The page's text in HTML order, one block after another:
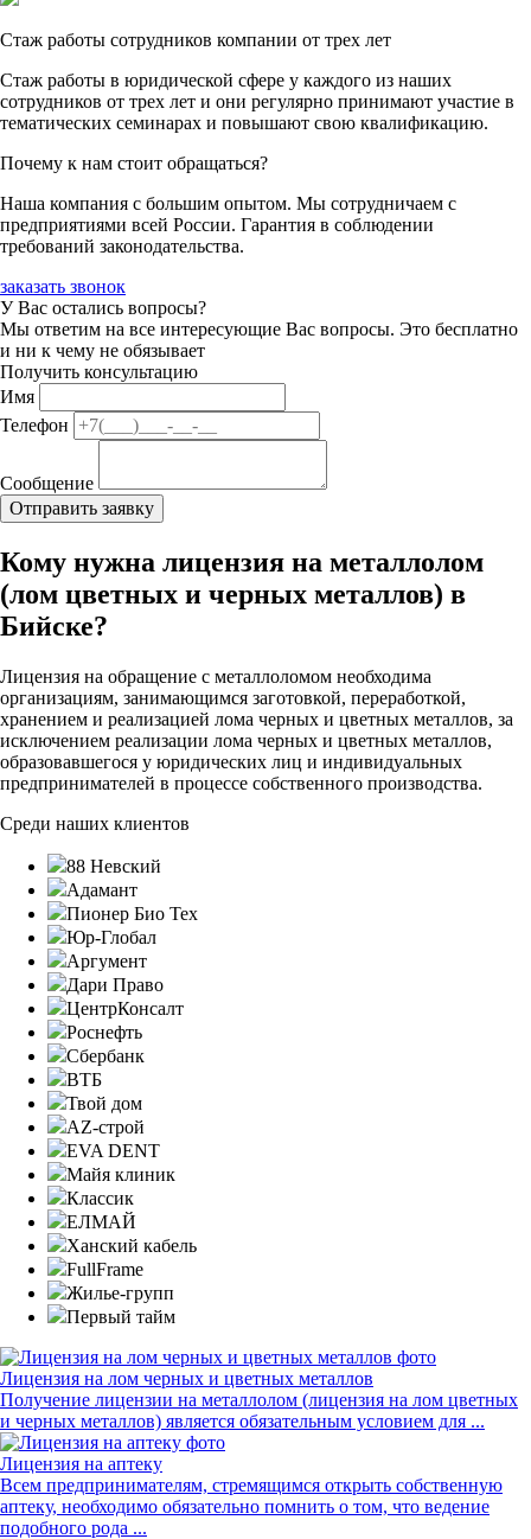
Стаж работы сотрудников компании от трех лет
Стаж работы в юридической сфере у каждого из наших
сотрудников от трех лет и они регулярно принимают участие в
тематических семинарах и повышают свою квалификацию.
Почему к нам стоит обращаться?
Наша компания с большим опытом. Мы сотрудничаем с
предприятиями всей России. Гарантия в соблюдении
требований законодательства.
заказать звонок
У Вас остались вопросы?
Мы ответим на все интересующие Вас вопросы. Это бесплатно
и ни к чему не обязывает
Получить консультацию
Имя
Телефон
Сообщение
Кому нужна лицензия на металлолом
(лом цветных и черных металлов) в
Бийске?
Лицензия на обращение с металлоломом необходима
организациям, занимающимся заготовкой, переработкой,
хранением и реализацией лома черных и цветных металлов, за
исключением реализации лома черных и цветных металлов,
образовавшегося у юридических лиц и индивидуальных
предпринимателей в процессе собственного производства.
Среди наших клиентов
88 Невский
Адамант
Пионер Био Тех
Юр-Глобал
Аргумент
Дари Право
ЦентрКонсалт
Роснефть
Сбербанк
ВТБ
Твой дом
AZ-строй
EVA DENT
Майя клиник
Классик
ЕЛМАЙ
Ханский кабель
FullFrame
Жилье-групп
Первый тайм
Лицензия на лом черных и цветных металлов
Получение лицензии на металлолом (лицензия на лом цветных
и черных металлов) является обязательным условием для ...
Лицензия на аптеку
Всем предпринимателям, стремящимся открыть собственную
аптеку, необходимо обязательно помнить о том, что ведение
подобного рода ...